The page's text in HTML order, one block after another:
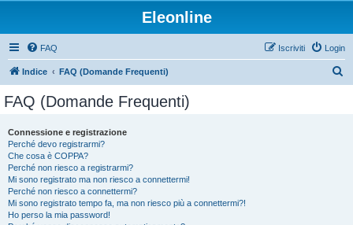
Eleonline
FAQ Login
Iscriviti
Indice FAQ (Domande Frequenti)
FAQ (Domande Frequenti)
Connessione e registrazione
Perché devo registrarmi?
Che cosa è COPPA?
Perché non riesco a registrarmi?
Mi sono registrato ma non riesco a connettermi!
Perché non riesco a connettermi?
Mi sono registrato tempo fa, ma non riesco più a connettermi?!
Ho perso la mia password!